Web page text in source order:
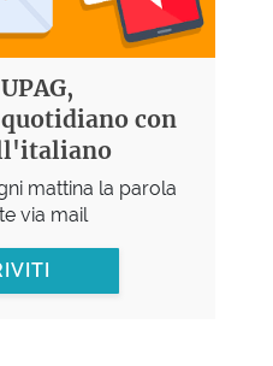
con
mattina la parola
via mail